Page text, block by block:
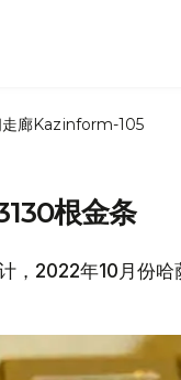
廊Kazinform-105
根金条
，2022年10月份